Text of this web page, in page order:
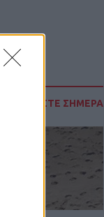
ΔΙΑΒΑΣΤΕ ΣΗΜΕΡΑ